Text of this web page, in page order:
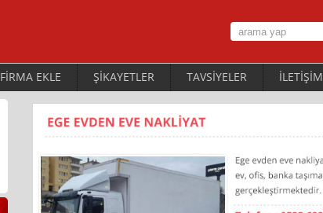
FİRMA EKLE ŞİKAYETLER TAVSİYELER İLETİŞİM